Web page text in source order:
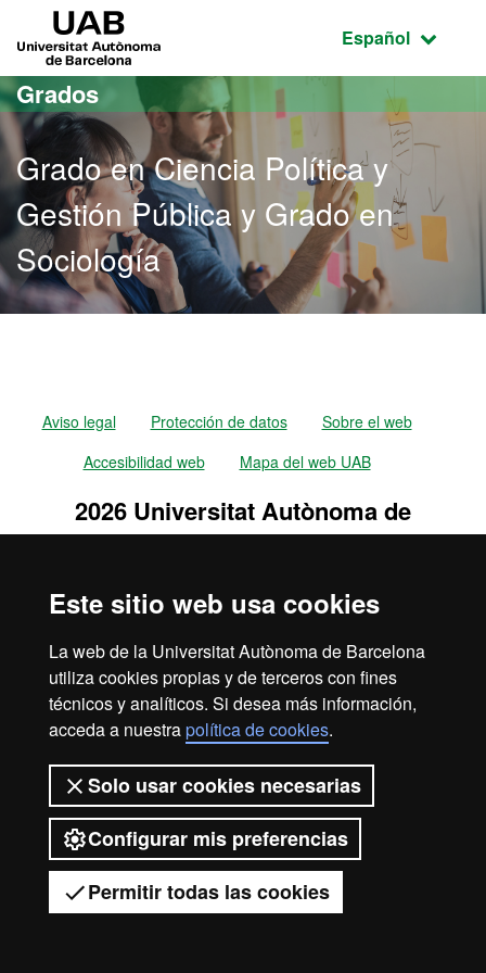
Este sitio web usa cookies
La web de la Universitat Autònoma de Barcelona
utiliza cookies propias y de terceros con fines
técnicos y analíticos. Si desea más información,
acceda a nuestrapolítica de cookies.
Solo usar cookies necesarias
Configurar mis preferencias
Permitir todas las cookies
Acceso al contenido principal
Acceso a la navegación de la página
Idioma
Español
Grados
Grado en Ciencia Política y
Gestión Pública y Grado en
Sociología
Tienes dudas?
Aviso legal Protección de datos
Sobre el web
Accesibilidad web
Mapa del web UAB
2026 Universitat Autònoma de
Barcelona